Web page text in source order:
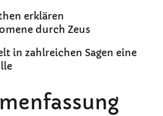
erklären
durch Zeus
in zahlreichen Sagen eine